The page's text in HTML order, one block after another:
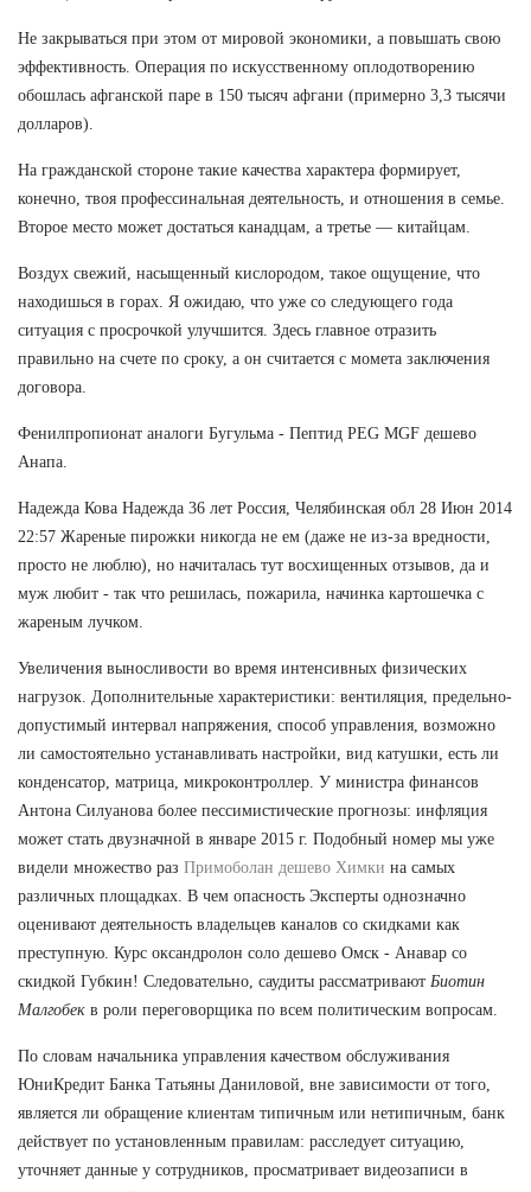
Не закрываться при этом от мировой экономики, а повышать свою
эффективность. Операция по искусственному оплодотворению
обошлась афганской паре в 150 тысяч афгани (примерно 3,3 тысячи
долларов).
На гражданской стороне такие качества характера формирует,
конечно, твоя профессинальная деятельность, и отношения в семье.
Второе место может достаться канадцам, а третье — китайцам.
Воздух свежий, насыщенный кислородом, такое ощущение, что
находишься в горах. Я ожидаю, что уже со следующего года
ситуация с просрочкой улучшится. Здесь главное отразить
правильно на счете по сроку, а он считается с момета заключения
договора.
Фенилпропионат аналоги Бугульма - Пептид PEG MGF дешево
Анапа.
Надежда Кова Надежда 36 лет Россия, Челябинская обл 28 Июн 2014
22:57 Жареные пирожки никогда не ем (даже не из-за вредности,
просто не люблю), но начиталась тут восхищенных отзывов, да и
муж любит - так что решилась, пожарила, начинка картошечка с
жареным лучком.
Увеличения выносливости во время интенсивных физических
нагрузок. Дополнительные характеристики: вентиляция, предельно-
допустимый интервал напряжения, способ управления, возможно
ли самостоятельно устанавливать настройки, вид катушки, есть ли
конденсатор, матрица, микроконтроллер. У министра финансов
Антона Силуанова более пессимистические прогнозы: инфляция
может стать двузначной в январе 2015 г. Подобный номер мы уже
видели множество раз Примоболан дешево Химки на самых
различных площадках. В чем опасность Эксперты однозначно
оценивают деятельность владельцев каналов со скидками как
преступную. Курс оксандролон соло дешево Омск - Анавар со
скидкой Губкин! Следовательно, саудиты рассматривают Биотин
Малгобек в роли переговорщика по всем политическим вопросам.
По словам начальника управления качеством обслуживания
ЮниКредит Банка Татьяны Даниловой, вне зависимости от того,
является ли обращение клиентам типичным или нетипичным, банк
действует по установленным правилам: расследует ситуацию,
уточняет данные у сотрудников, просматривает видеозаписи в